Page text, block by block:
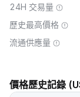
24H 交易量
歷史最高價格
流通供應量
價格歷史記錄